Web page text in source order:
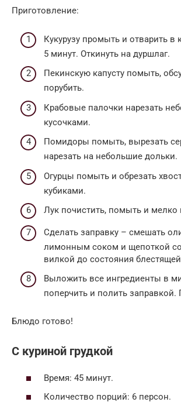
Приготовление:
Кукурузу промыть и отварить в
5 минут. Откинуть на дуршлаг.
Пекинскую капусту помыть,
порубить.
Крабовые палочки нарезать
кусочками.
Помидоры помыть, вырезать
нарезать на небольшие дольки.
Огурцы помыть и обрезать
кубиками.
Лук почистить, помыть и мелко
Сделать заправку – смешать
лимонным соком и щепоткой
вилкой до состояния
Выложить все ингредиенты в
поперчить и полить заправкой.
Блюдо готово!
С куриной грудкой
Время: 45 минут.
Количество порций: 6 персон.